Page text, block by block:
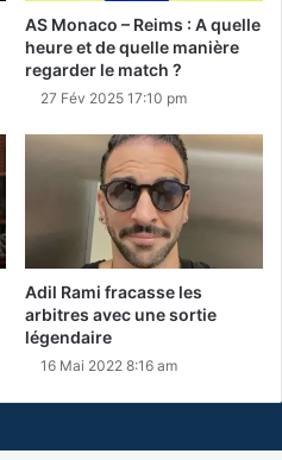
AS Monaco – Reims : A quelle
heure et de quelle manière
regarder le match ?
27 Fév 2025 17:10 pm
Adil Rami fracasse les
arbitres avec une sortie
légendaire
16 Mai 2022 8:16 am